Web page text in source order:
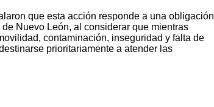
que esta acción responde a una obligación
Nuevo León, al considerar que mientras
contaminación, inseguridad y falta de
prioritariamente a atender las